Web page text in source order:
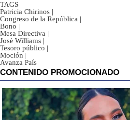
TAGS
Patricia Chirinos |
Congreso de la República |
Bono |
Mesa Directiva |
José Williams |
Tesoro público |
Moción |
Avanza País